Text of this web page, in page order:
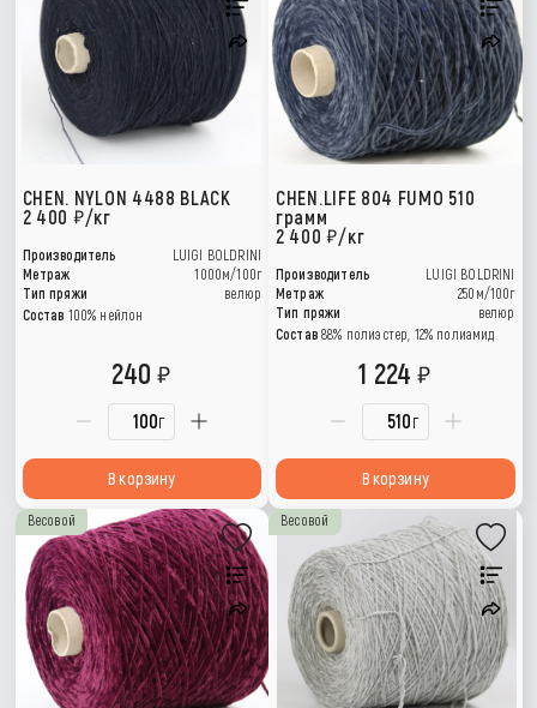
CHEN. NYLON 4488 BLACK
2 400
/кг
Производитель
LUIGI BOLDRINI
Метраж
1000м/100г
Тип пряжи
велюр
Состав 100% нейлон
г
240
В корзину
CHEN.LIFE 804 FUMO 510
грамм
2 400 /кг
Производитель
LUIGI BOLDRINI
Метраж
250м/100г
Тип пряжи
велюр
Состав 88% полиэстер, 12% полиамид
г
1 224
В корзину
Весовой Весовой